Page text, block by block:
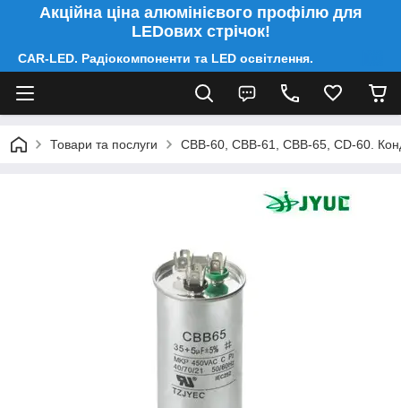
Акційна ціна алюмінієвого профілю для
LEDових стрічок!
CAR-LED. Радіокомпоненти та LED освітлення.
Товари та послуги CBB-60, CBB-61, CBB-65, CD-60.